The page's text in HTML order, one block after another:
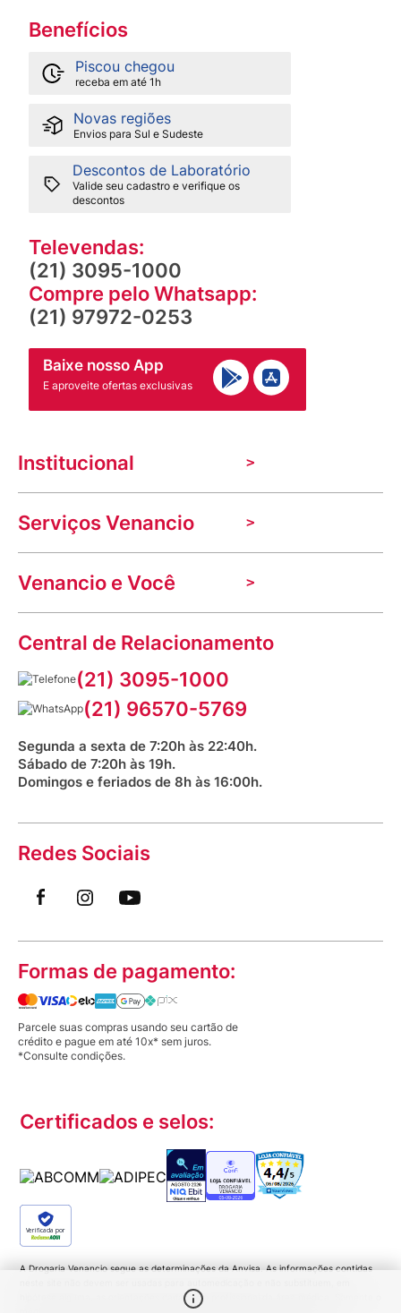
Benefícios
Piscou chegou
receba em até 1h
Novas regiões
Envios para Sul e Sudeste
Descontos de Laboratório
Valide seu cadastro e verifique os
descontos
Televendas:
(21) 3095-1000
Compre pelo Whatsapp:
(21) 97972-0253
Baixe nosso App
E aproveite ofertas exclusivas
Institucional
A Venancio
Trabalhe Conosco
Nossas lojas
Indique seu imóvel
Aniversário Venancio 2025
Serviços Venancio
Troca e devolução
Mecânica de promoções
Dúvidas frequentes
Prazos e entregas
Bioimpedância Gratuita
Venancio e Você
VClube - Programa de fidelidade
Fale com o farmacêutico
Fale conosco
Saúde na praça
Central de Relacionamento
(21) 3095-1000
(21) 96570-5769
Segunda a sexta de 7:20h às 22:40h.
Sábado de 7:20h às 19h.
Domingos e feriados de 8h às 16:00h.
Redes Sociais
Formas de pagamento:
Parcele suas compras usando seu cartão de
crédito e pague em até 10x* sem juros.
*Consulte condições.
Certificados e selos:
Verificada por
A Drogaria Venancio segue as determinações da Anvisa. As informações contidas
hipótese alguma, as orientações dadas pelo profissional da área médica. Somente o